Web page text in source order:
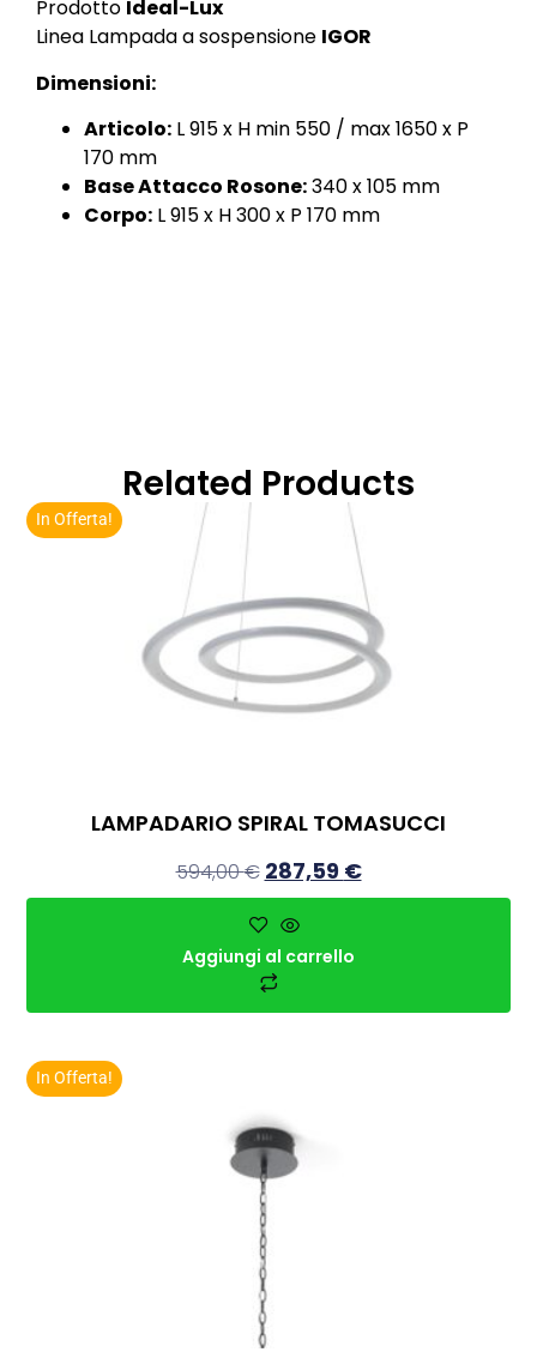
Prodotto Ideal-Lux
Linea Lampada a sospensione IGOR
Dimensioni:
Articolo: L 915 x H min 550 / max 1650 x P
170 mm
Base Attacco Rosone:340 x 105 mm
Corpo: L 915 x H 300 x P 170 mm
Related Products
In Offerta!
LAMPADARIO SPIRAL TOMASUCCI
594,00€ 287,59 €
Aggiungi al carrello
In Offerta!